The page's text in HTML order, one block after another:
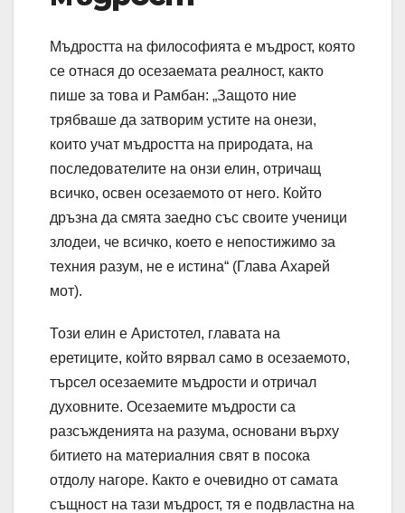
Мъдростта на философията е мъдрост, която
се отнася до осезаемата реалност, както
пише за това и Рамбан: „Защото ние
трябваше да затворим устите на онези,
които учат мъдростта на природата, на
последователите на онзи елин, отричащ
всичко, освен осезаемото от него. Който
дръзна да смята заедно със своите ученици
злодеи, че всичко, което е непостижимо за
техния разум, не е истина“ (Глава Ахарей
мот).
Този елин е Аристотел, главата на
еретиците, който вярвал само в осезаемото,
търсел осезаемите мъдрости и отричал
духовните. Осезаемите мъдрости са
разсъжденията на разума, основани върху
битието на материалния свят в посока
отдолу нагоре. Както е очевидно от самата
същност на тази мъдрост, тя е подвластна на